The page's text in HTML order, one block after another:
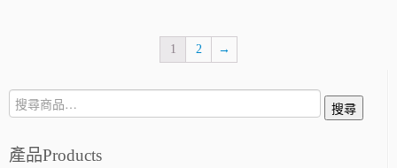
1 2 →
搜
尋:
搜尋
產品Products